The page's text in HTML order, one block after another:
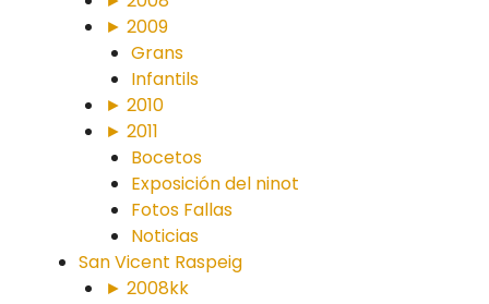
► 2009
Grans
Infantils
► 2010
► 2011
Bocetos
Exposición del ninot
Fotos Fallas
Noticias
San Vicent Raspeig
► 2008kk